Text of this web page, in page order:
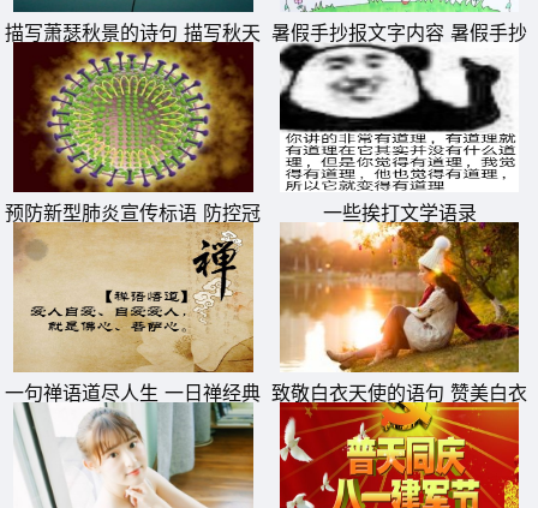
10、在我对生活万念俱灰的时候，在我因疾病在生死线上徘
徊的时候，是你，给了我温馨的阳光，与你相遇，相恋到相
依，我负了我的整个世界。从此，你就是我的全部，我全身
心的爱着你，用我的生命守护着你，而你，那时也是倾心的
爱着我，你的誓言，你的承诺，你我的约定，让给我放下所
有的戒备相信你，依恋你。
描写萧瑟秋景的诗句 描写秋天
萧瑟秋季的诗句
暑假手抄报文字内容 暑假手抄
报简单又好看
预防新型肺炎宣传标语 防控冠
状病毒疫情横幅警示标语
一些挨打文学语录
一句禅语道尽人生 一日禅经典
句子
致敬白衣天使的语句 赞美白衣
天使一句话